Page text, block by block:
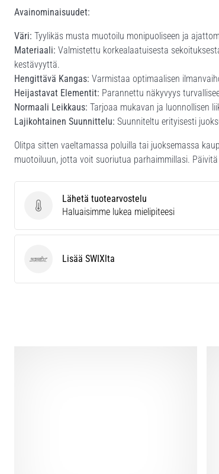
Avainominaisuudet:
Väri: Tyylikäs musta muotoilu monipuoliseen ja
Materiaali: Valmistettu korkealaatuisesta
kestävyyttä.
Hengittävä Kangas: Varmistaa optimaalisen
Heijastavat Elementit: Parannettu näkyvyys
Normaali Leikkaus: Tarjoaa mukavan ja luonnollisen
Lajikohtainen Suunnittelu: Suunniteltu erityisesti
Olitpa sitten vaeltamassa poluilla tai juoksemassa
muotoiluun, jotta voit suoriutua parhaimmillasi.
Lähetä tuotearvostelu
Lähetä tuotearvostelu
Haluaisimme lukea mielipiteesi
SWIX Lisää SWIXlta